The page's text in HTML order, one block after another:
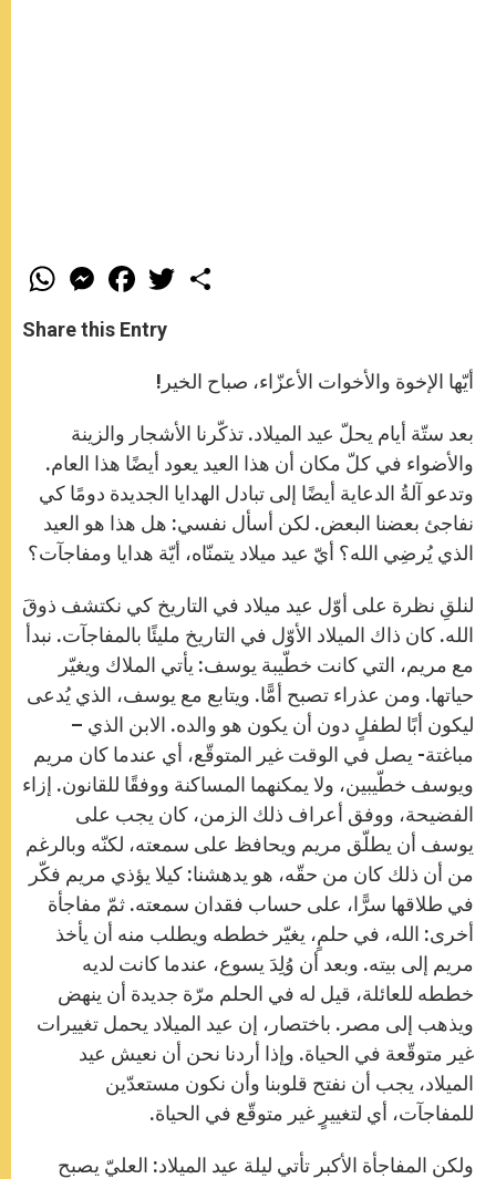
W
h
t
s
M
e
s
e
F
a
e
b
w
r
Share this Entry
أيّها الإخوة والأخوات الأعزّاء، صباح الخير!
بعد ستّة أيام يحلّ عيد الميلاد. تذكّرنا الأشجار والزينة
والأضواء في كلّ مكان أن هذا العيد يعود أيضًا هذا العام.
وتدعو آلةُ الدعاية أيضًا إلى تبادل الهدايا الجديدة دومًا كي
نفاجئ بعضنا البعض. لكن أسأل نفسي: هل هذا هو العيد
الذي يُرضِي الله؟ أيّ عيد ميلاد يتمنّاه، أيّة هدايا ومفاجآت؟
لنلقِ نظرة على أوّل عيد ميلاد في التاريخ كي نكتشف ذوقَ
الله. كان ذاك الميلاد الأوّل في التاريخ مليئًا بالمفاجآت. نبدأ
مع مريم، التي كانت خطّيبة يوسف: يأتي الملاك ويغيّر
حياتها. ومن عذراء تصبح أمًّا. ويتابع مع يوسف، الذي يُدعى
ليكون أبًا لطفلٍ دون أن يكون هو والده. الابن الذي –
مباغتة- يصل في الوقت غير المتوقّع، أي عندما كان مريم
ويوسف خطّيبين، ولا يمكنهما المساكنة ووفقًا للقانون. إزاء
الفضيحة، ووفق أعراف ذلك الزمن، كان يجب على
يوسف أن يطلّق مريم ويحافظ على سمعته، لكنّه وبالرغم
من أن ذلك كان من حقّه، هو يدهشنا: كيلا يؤذي مريم فكّر
في طلاقها سرًّا، على حساب فقدان سمعته. ثمّ مفاجأة
أخرى: الله، في حلمٍ، يغيّر خططه ويطلب منه أن يأخذ
مريم إلى بيته. وبعد أن وُلِدَ يسوع، عندما كانت لديه
خططه للعائلة، قيل له في الحلم مرّة جديدة أن ينهض
ويذهب إلى مصر. باختصار، إن عيد الميلاد يحمل تغييرات
غير متوقّعة في الحياة. وإذا أردنا نحن أن نعيش عيد
الميلاد، يجب أن نفتح قلوبنا وأن نكون مستعدّين
للمفاجآت، أي لتغييرٍ غير متوقّع في الحياة.
ولكن المفاجأة الأكبر تأتي ليلة عيد الميلاد: العليّ يصبح